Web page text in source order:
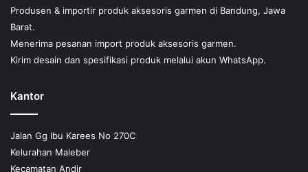
halaman
Produsen & importir produk aksesoris garmen di Bandung, Jawa
Barat.
Menerima pesanan import produk aksesoris garmen.
Kirim desain dan spesifikasi produk melalui akun WhatsApp.
Kantor
Jalan Gg Ibu Karees No 270C
Kelurahan Maleber
Kecamatan Andir